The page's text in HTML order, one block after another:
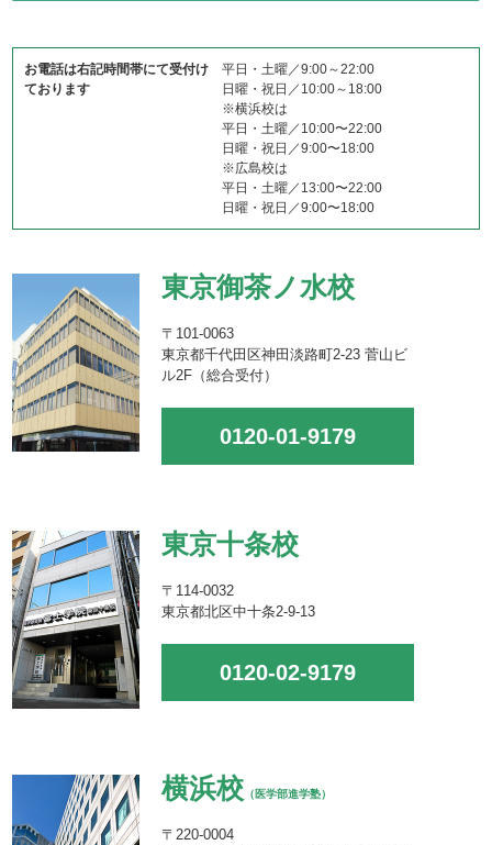
お電話は右記時間帯にて受付け
ております
平日・土曜／9:00～22:00
日曜・祝日／10:00～18:00
※横浜校は
平日・土曜／10:00〜22:00
日曜・祝日／9:00〜18:00
※広島校は
平日・土曜／13:00〜22:00
日曜・祝日／9:00〜18:00
東京御茶ノ水校
〒101-0063
東京都千代田区神田淡路町2-23 菅山ビ
ル2F（総合受付）
0120-01-9179
東京十条校
〒114-0032
東京都北区中十条2-9-13
0120-02-9179
横浜校 （医学部進学塾）
〒220-0004